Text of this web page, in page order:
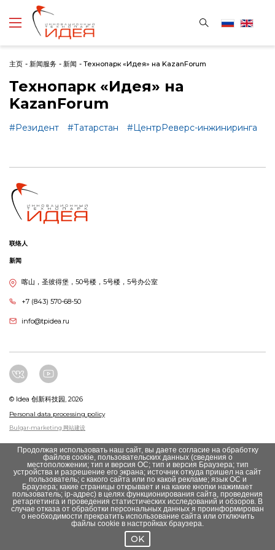
主页 - 新闻服务 - 新闻 - Технопарк «Идея» на KazanForum
Технопарк «Идея» на
KazanForum
#Резидент #Татарстан #ЦентрРеверс-инжиниринга
联络人
新闻
喀山，圣彼得堡，50号楼，5号楼，5号办公室
+7 (843) 570-68-50
info@tpidea.ru
© Idea 创新科技园, 2026
Personal data processing policy
Bulgar-marketing 网站建设
Продолжая использовать наш сайт, вы даете согласие на обработку
файлов cookie, пользовательских данных (сведения о
местоположении; тип и версия ОС; тип и версия Браузера; тип
устройства и разрешение его экрана; источник откуда пришел на сайт
пользователь; с какого сайта или по какой рекламе; язык ОС и
Браузера; какие страницы открывает и на какие кнопки нажимает
пользователь; ip-адрес) в целях функционирования сайта, проведения
ретаргетинга и проведения статистических исследований и обзоров. В
случае отказа от обработки персональных данных я проинформирован
о необходимости прекратить использование сайта или отключить
файлы cookie в настройках браузера.
OK